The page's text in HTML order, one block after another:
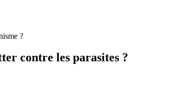
?
contre les parasites ?